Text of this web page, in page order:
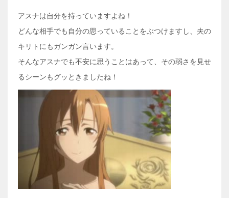
アスナは自分を持っていますよね！
どんな相手でも自分の思っていることをぶつけますし、夫の
キリトにもガンガン言います。
そんなアスナでも不安に思うことはあって、その弱さを見せ
るシーンもグッときましたね！